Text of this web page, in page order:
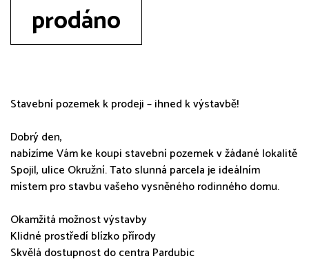
prodáno
Stavební pozemek k prodeji – ihned k výstavbě!
Dobrý den,
nabízíme Vám ke koupi stavební pozemek v žádané lokalitě
Spojil, ulice Okružní. Tato slunná parcela je ideálním
místem pro stavbu vašeho vysněného rodinného domu.
Okamžitá možnost výstavby
Klidné prostředí blízko přírody
Skvělá dostupnost do centra Pardubic